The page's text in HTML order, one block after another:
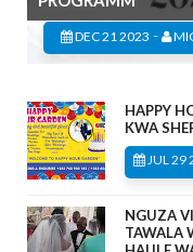
DEC 21 2023 -
HAPPY
KWA
JUL 29
NGUZA
TAWALA